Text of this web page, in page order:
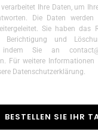
Ihre Daten, um
Die Daten
Sie haben das
Berichtigung und
indem Sie an
Für weitere Informationen
Datenschutzerklärung.
BESTELLEN SIE IHR